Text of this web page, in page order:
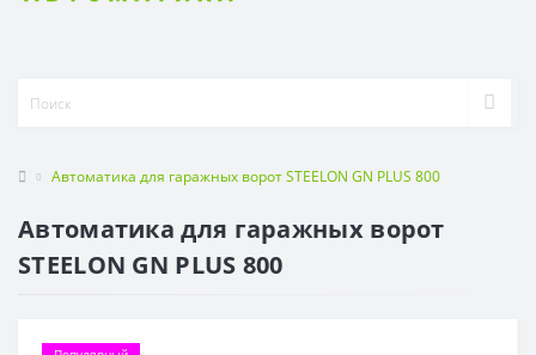
Автоматика для гаражных ворот STEELON GN PLUS 800
Автоматика для гаражных ворот
STEELON GN PLUS 800